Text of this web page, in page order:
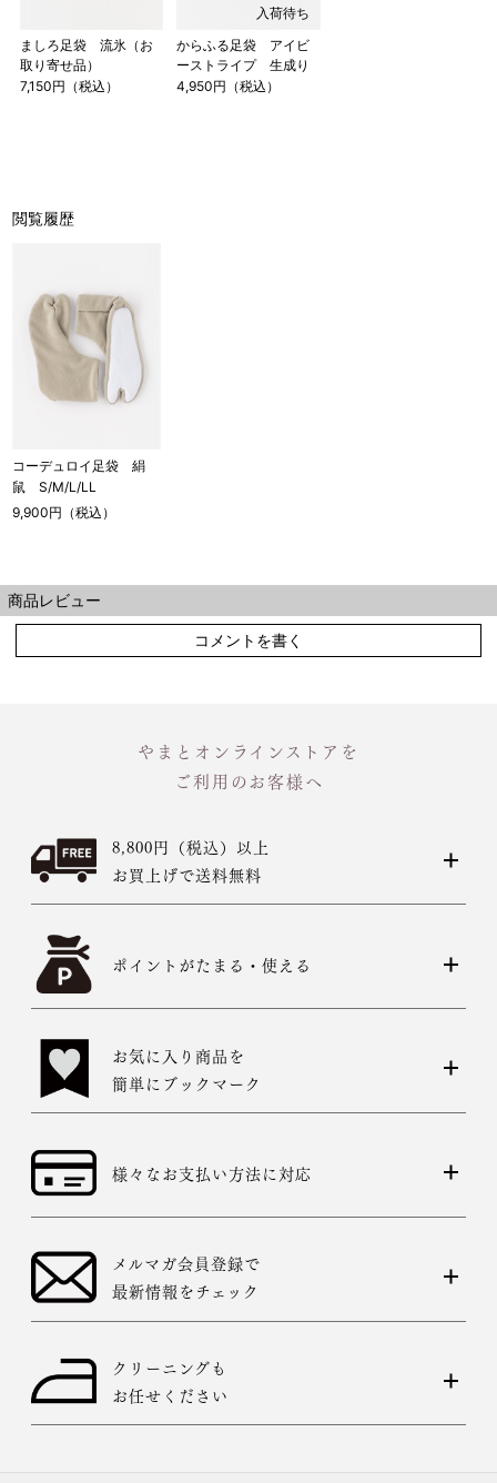
ましろ足袋 流氷（お
取り寄せ品）
7,150円（税込）
入荷待ち
からふる足袋 アイビ
ーストライプ 生成り
4,950円（税込）
閲覧履歴
コーデュロイ足袋 絹
鼠 S/M/L/LL
9,900円（税込）
商品レビュー
コメントを書く
やまとオンラインストアを
ご利用のお客様へ
8,800円（税込）以上
お買上げで送料無料
ポイントがたまる・使える
お気に入り商品を
簡単にブックマーク
様々なお支払い方法に対応
メルマガ会員登録で
最新情報をチェック
クリーニングも
お任せください